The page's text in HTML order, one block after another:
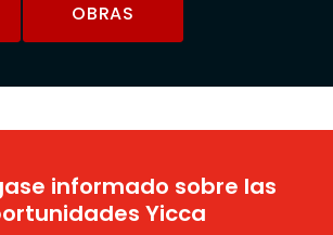
OBRAS
informado sobre las
Yicca